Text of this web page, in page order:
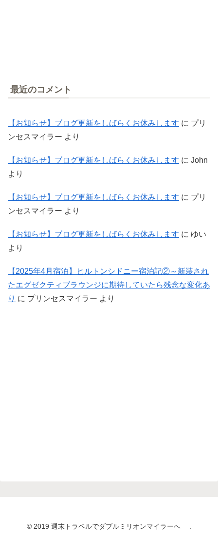
最近のコメント
【お知らせ】ブログ更新をしばらくお休みします に プリ
ンセスマイラー より
【お知らせ】ブログ更新をしばらくお休みします に John
より
【お知らせ】ブログ更新をしばらくお休みします に プリ
ンセスマイラー より
【お知らせ】ブログ更新をしばらくお休みします に ゆい
より
【2025年4月宿泊】ヒルトンシドニー宿泊記②～新装され
たエグゼクティブラウンジに期待していたら残念な変化あ
り に プリンセスマイラー より
© 2019 週末トラベルでダブルミリオンマイラーへ .